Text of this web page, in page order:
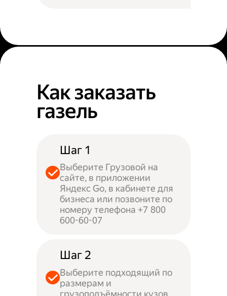
Как заказать
газель
Шаг 1
Выберите Грузовой на
сайте, в приложении
Яндекс Go, в кабинете для
бизнеса или позвоните по
номеру телефона +7 800
600-60-07
Шаг 2
Выберите подходящий по
размерам и
грузоподъёмности кузов